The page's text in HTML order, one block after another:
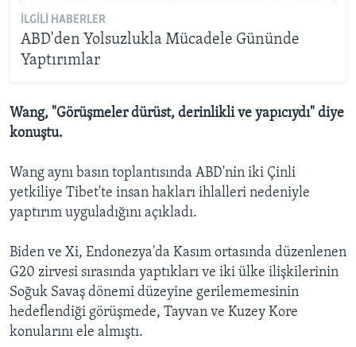
İLGILI HABERLER
ABD'den Yolsuzlukla Mücadele Gününde
Yaptırımlar
Wang, "Görüşmeler dürüst, derinlikli ve yapıcıydı" diye
konuştu.
Wang aynı basın toplantısında ABD'nin iki Çinli
yetkiliye Tibet'te insan hakları ihlalleri nedeniyle
yaptırım uyguladığını açıkladı.
Biden ve Xi, Endonezya'da Kasım ortasında düzenlenen
G20 zirvesi sırasında yaptıkları ve iki ülke ilişkilerinin
Soğuk Savaş dönemi düzeyine gerilememesinin
hedeflendiği görüşmede, Tayvan ve Kuzey Kore
konularını ele almıştı.